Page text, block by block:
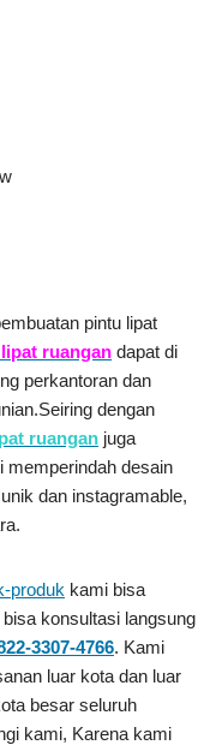
pintu lipat
ruangan dapat di
perkantoran dan
dengan
ruangan juga
memperindah desain
dan instagramable,
produk kami bisa
konsultasi langsung
3307-4766. Kami
luar kota dan luar
besar seluruh
kami, Karena kami